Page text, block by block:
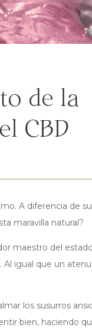
de la
CBD
A diferencia de
maravilla natural?
maestro del
igual que un
los susurros
bien, haciendo